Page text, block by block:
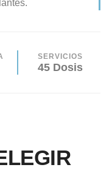
SERVICIOS
45 Dosis